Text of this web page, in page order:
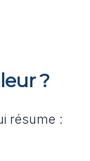
?
résume :